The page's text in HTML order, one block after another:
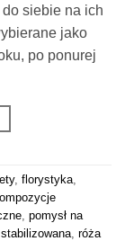
siebie na ich
jako
po ponurej
, florystyka
pomysł na
róża